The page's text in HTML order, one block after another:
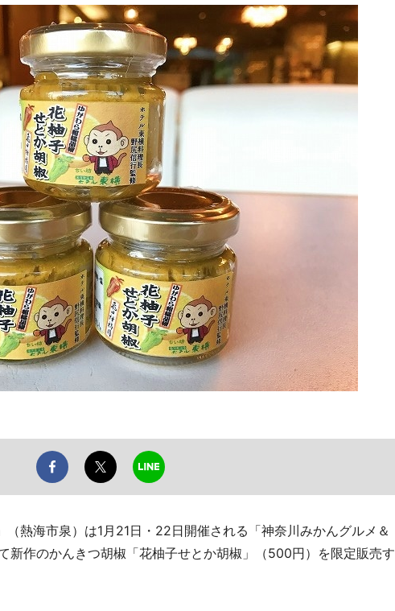
熱海市泉）は1月21日・22日開催される「神奈川みかんグルメ＆
新作のかんきつ胡椒「花柚子せとか胡椒」（500円）を限定販売す